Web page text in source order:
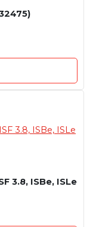
3.8, ISBe, ISLe